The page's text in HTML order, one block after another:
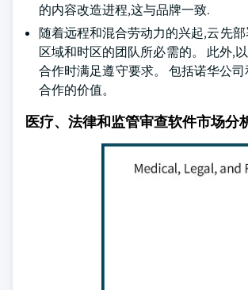
的内容改造进程,这与品牌一致.
随着远程和混合劳动力的兴起,云先
区域和时区的团队所必需的。 此外,
合作时满足遵守要求。 包括诺华公
合作的价值。
医疗、法律和监管审查软件市场分